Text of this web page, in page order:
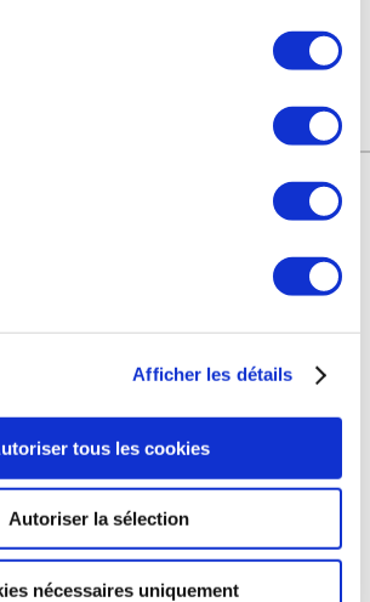
Afficher les détails
tous les cookies
Autoriser la sélection
nécessaires uniquement